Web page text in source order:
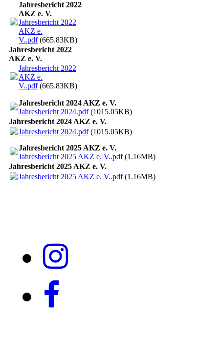
Jahresbericht 2022
AKZ e. V.
Jahresbericht 2022
AKZ e.
V..pdf(665.83KB)
Jahresbericht 2022
AKZ e. V.
Jahresbericht 2022
AKZ e.
V..pdf(665.83KB)
Jahresbericht 2024 AKZ e. V.
Jahresbericht 2024.pdf(1015.05KB)
Jahresbericht 2024 AKZ e. V.
Jahresbericht 2024.pdf(1015.05KB)
Jahresbericht 2025 AKZ e. V.
Jahresbericht 2025 AKZ e. V..pdf(1.16MB)
Jahresbericht 2025 AKZ e. V.
Jahresbericht 2025 AKZ e. V..pdf(1.16MB)